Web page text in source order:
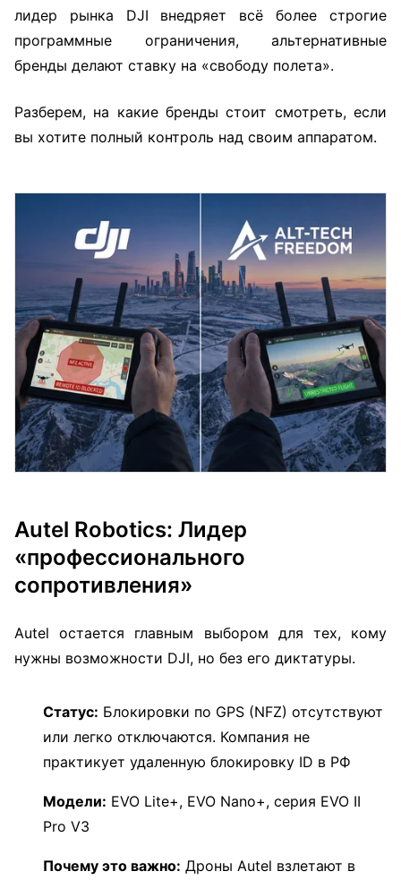
лидер рынка DJI внедряет всё более строгие
программные ограничения, альтернативные
бренды делают ставку на «свободу полета».
Разберем, на какие бренды стоит смотреть, если
вы хотите полный контроль над своим аппаратом.
Autel Robotics: Лидер
«профессионального
сопротивления»
Autel остается главным выбором для тех, кому
нужны возможности DJI, но без его диктатуры.
Статус: Блокировки по GPS (NFZ) отсутствуют
или легко отключаются. Компания не
практикует удаленную блокировку ID в РФ
Модели: EVO Lite+, EVO Nano+, серия EVO II
Pro V3
Почему это важно: Дроны Autel взлетают в